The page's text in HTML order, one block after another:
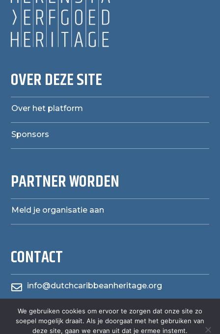
OVER DEZE SITE
Over het platform
Sponsors
PARTNER WORDEN
Meld je organisatie aan
CONTACT
 info@dutchcaribbeanheritage.org
 herensiaerfgoedheritage
We gebruiken cookies om ervoor te zorgen dat onze site zo
soepel mogelijk draait. Als je doorgaat met het gebruiken van
deze site, gaan we ervan uit dat je ermee instemt.